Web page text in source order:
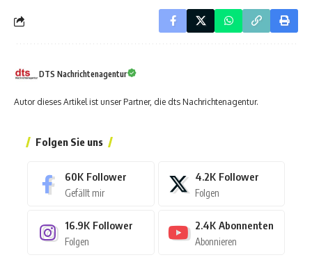
DTS Nachrichtenagentur
Autor dieses Artikel ist unser Partner, die dts Nachrichtenagentur.
Folgen Sie uns
60K Follower
Gefällt mir
4.2K Follower
Folgen
16.9K Follower
Folgen
2.4K Abonnenten
Abonnieren